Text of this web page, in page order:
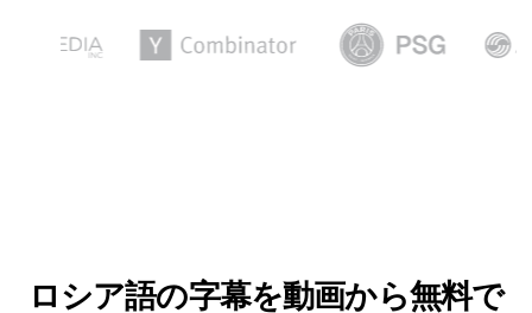
ロシア語の字幕を動画から無料で